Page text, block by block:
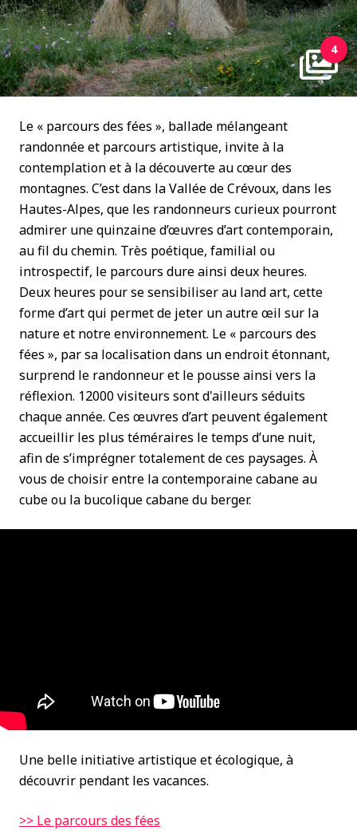
4
Le « parcours des fées », ballade mélangeant
randonnée et parcours artistique, invite à la
contemplation et à la découverte au cœur des
montagnes. C’est dans la Vallée de Crévoux, dans les
Hautes-Alpes, que les randonneurs curieux pourront
admirer une quinzaine d’œuvres d’art contemporain,
au fil du chemin. Très poétique, familial ou
introspectif, le parcours dure ainsi deux heures.
Deux heures pour se sensibiliser au land art, cette
forme d’art qui permet de jeter un autre œil sur la
nature et notre environnement. Le « parcours des
fées », par sa localisation dans un endroit étonnant,
surprend le randonneur et le pousse ainsi vers la
réflexion. 12000 visiteurs sont d'ailleurs séduits
chaque année. Ces œuvres d’art peuvent également
accueillir les plus téméraires le temps d’une nuit,
afin de s’imprégner totalement de ces paysages. À
vous de choisir entre la contemporaine cabane au
cube ou la bucolique cabane du berger.
Une belle initiative artistique et écologique, à
découvrir pendant les vacances.
>> Le parcours des fées